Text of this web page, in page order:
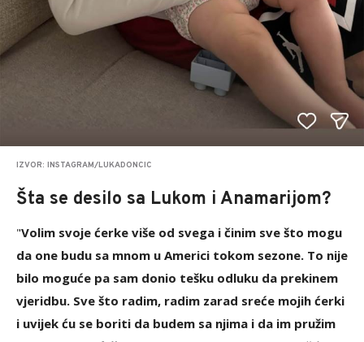
IZVOR: INSTAGRAM/LUKADONCIC
Šta se desilo sa Lukom i Anamarijom?
"Volim svoje ćerke više od svega i činim sve što mogu
da one budu sa mnom u Americi tokom sezone. To nije
bilo moguće pa sam donio tešku odluku da prekinem
vjeridbu. Sve što radim, radim zarad sreće mojih ćerki
i uvijek ću se boriti da budem sa njima i da im pružim